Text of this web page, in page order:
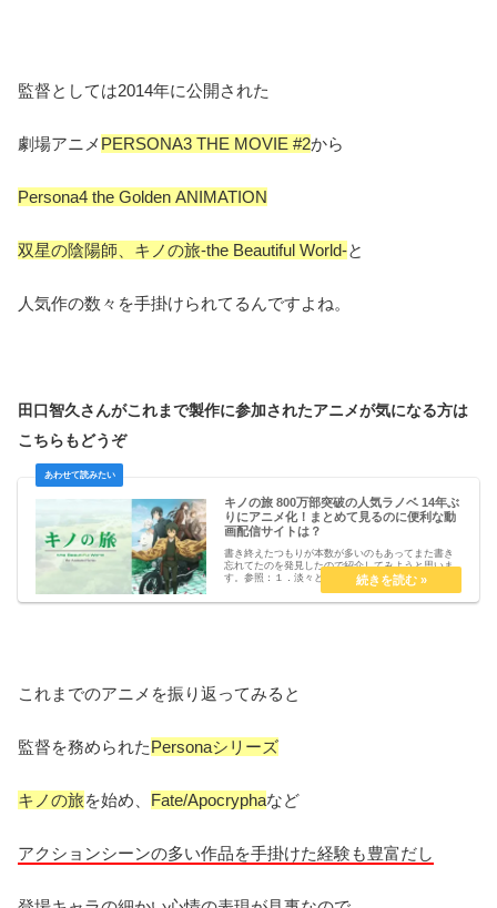
監督としては2014年に公開された
劇場アニメ PERSONA3 THE MOVIE #2から
Persona4 the Golden ANIMATION
双星の陰陽師、キノの旅-the Beautiful World-と
人気作の数々を手掛けられてるんですよね。
田口智久さんがこれまで製作に参加されたアニメが気になる方は
こちらもどうぞ
キノの旅 800万部突破の人気ラノベ 14年ぶ
りにアニメ化！まとめて見るのに便利な動
画配信サイトは？
書き終えたつもりが本数が多いのもあってまた書き
忘れてたのを発見したので紹介してみようと思いま
す。参照：１．淡々と紡がれるストーリー１５年ほ
ど前に一度アニメ化されたんですけどその時の続編
ではなくて２年前の２０１５年に作品の１５周年記
これまでのアニメを振り返ってみると
監督を務められたPersonaシリーズ
キノの旅を始め、 Fate/Apocryphaなど
アクションシーンの多い作品を手掛けた経験も豊富だし